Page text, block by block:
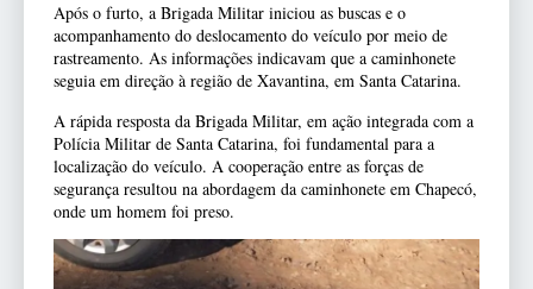
Após o furto, a Brigada Militar iniciou as buscas e o
acompanhamento do deslocamento do veículo por meio de
rastreamento. As informações indicavam que a caminhonete
seguia em direção à região de Xavantina, em Santa Catarina.
A rápida resposta da Brigada Militar, em ação integrada com a
Polícia Militar de Santa Catarina, foi fundamental para a
localização do veículo. A cooperação entre as forças de
segurança resultou na abordagem da caminhonete em Chapecó,
onde um homem foi preso.